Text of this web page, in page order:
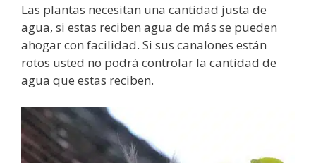
Las plantas necesitan una cantidad justa de
agua, si estas reciben agua de más se pueden
ahogar con facilidad. Si sus canalones están
rotos usted no podrá controlar la cantidad de
agua que estas reciben.